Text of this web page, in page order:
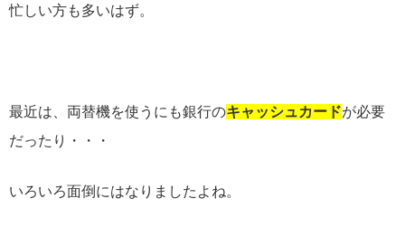
忙しい方も多いはず。
最近は、両替機を使うにも銀行のキャッシュカードが必要
だったり・・・
いろいろ面倒にはなりましたよね。